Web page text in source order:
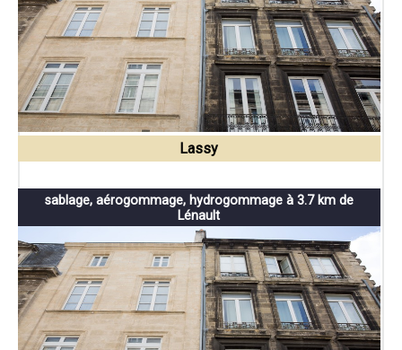
Lassy
sablage, aérogommage, hydrogommage à 3.7 km de
Lénault